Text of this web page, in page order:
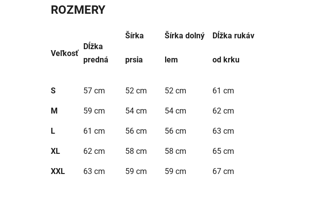
ROZMERY
Veľkosť
Dĺžka
predná
Šírka
prsia
Šírka dolný
lem
Dĺžka rukáv
od krku
S 57 cm 52 cm 52 cm 61 cm
M 59 cm 54 cm 54 cm 62 cm
L 61 cm 56 cm 56 cm 63 cm
XL 62 cm 58 cm 58 cm 65 cm
XXL 63 cm 59 cm 59 cm 67 cm